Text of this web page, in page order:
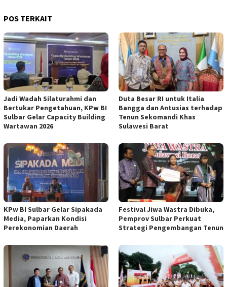
POS TERKAIT
Jadi Wadah Silaturahmi dan
Bertukar Pengetahuan, KPw BI
Sulbar Gelar Capacity Building
Wartawan 2026
Duta Besar RI untuk Italia
Bangga dan Antusias terhadap
Tenun Sekomandi Khas
Sulawesi Barat
KPw BI Sulbar Gelar Sipakada
Media, Paparkan Kondisi
Perekonomian Daerah
Festival Jiwa Wastra Dibuka,
Pemprov Sulbar Perkuat
Strategi Pengembangan Tenun